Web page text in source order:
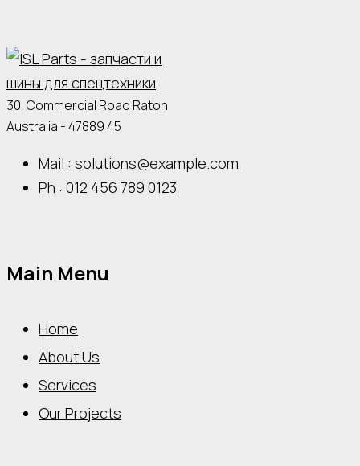
30, Commercial Road Raton
Australia - 47889 45
Mail : solutions@example.com
Ph : 012 456 789 0123
Main Menu
Home
About Us
Services
Our Projects